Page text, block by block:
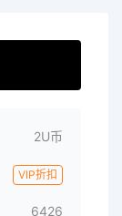
2U币
VIP折扣
6426